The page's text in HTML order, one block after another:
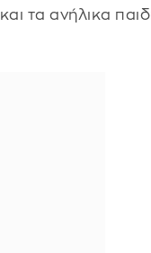
τα ανήλικα